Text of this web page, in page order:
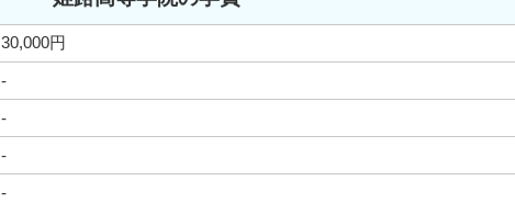
30,000円
-
-
-
-